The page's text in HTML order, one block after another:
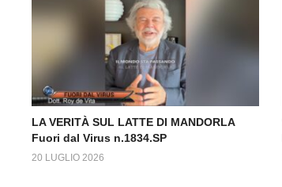
LA VERITÀ SUL LATTE DI MANDORLA
Fuori dal Virus n.1834.SP
20 LUGLIO 2026